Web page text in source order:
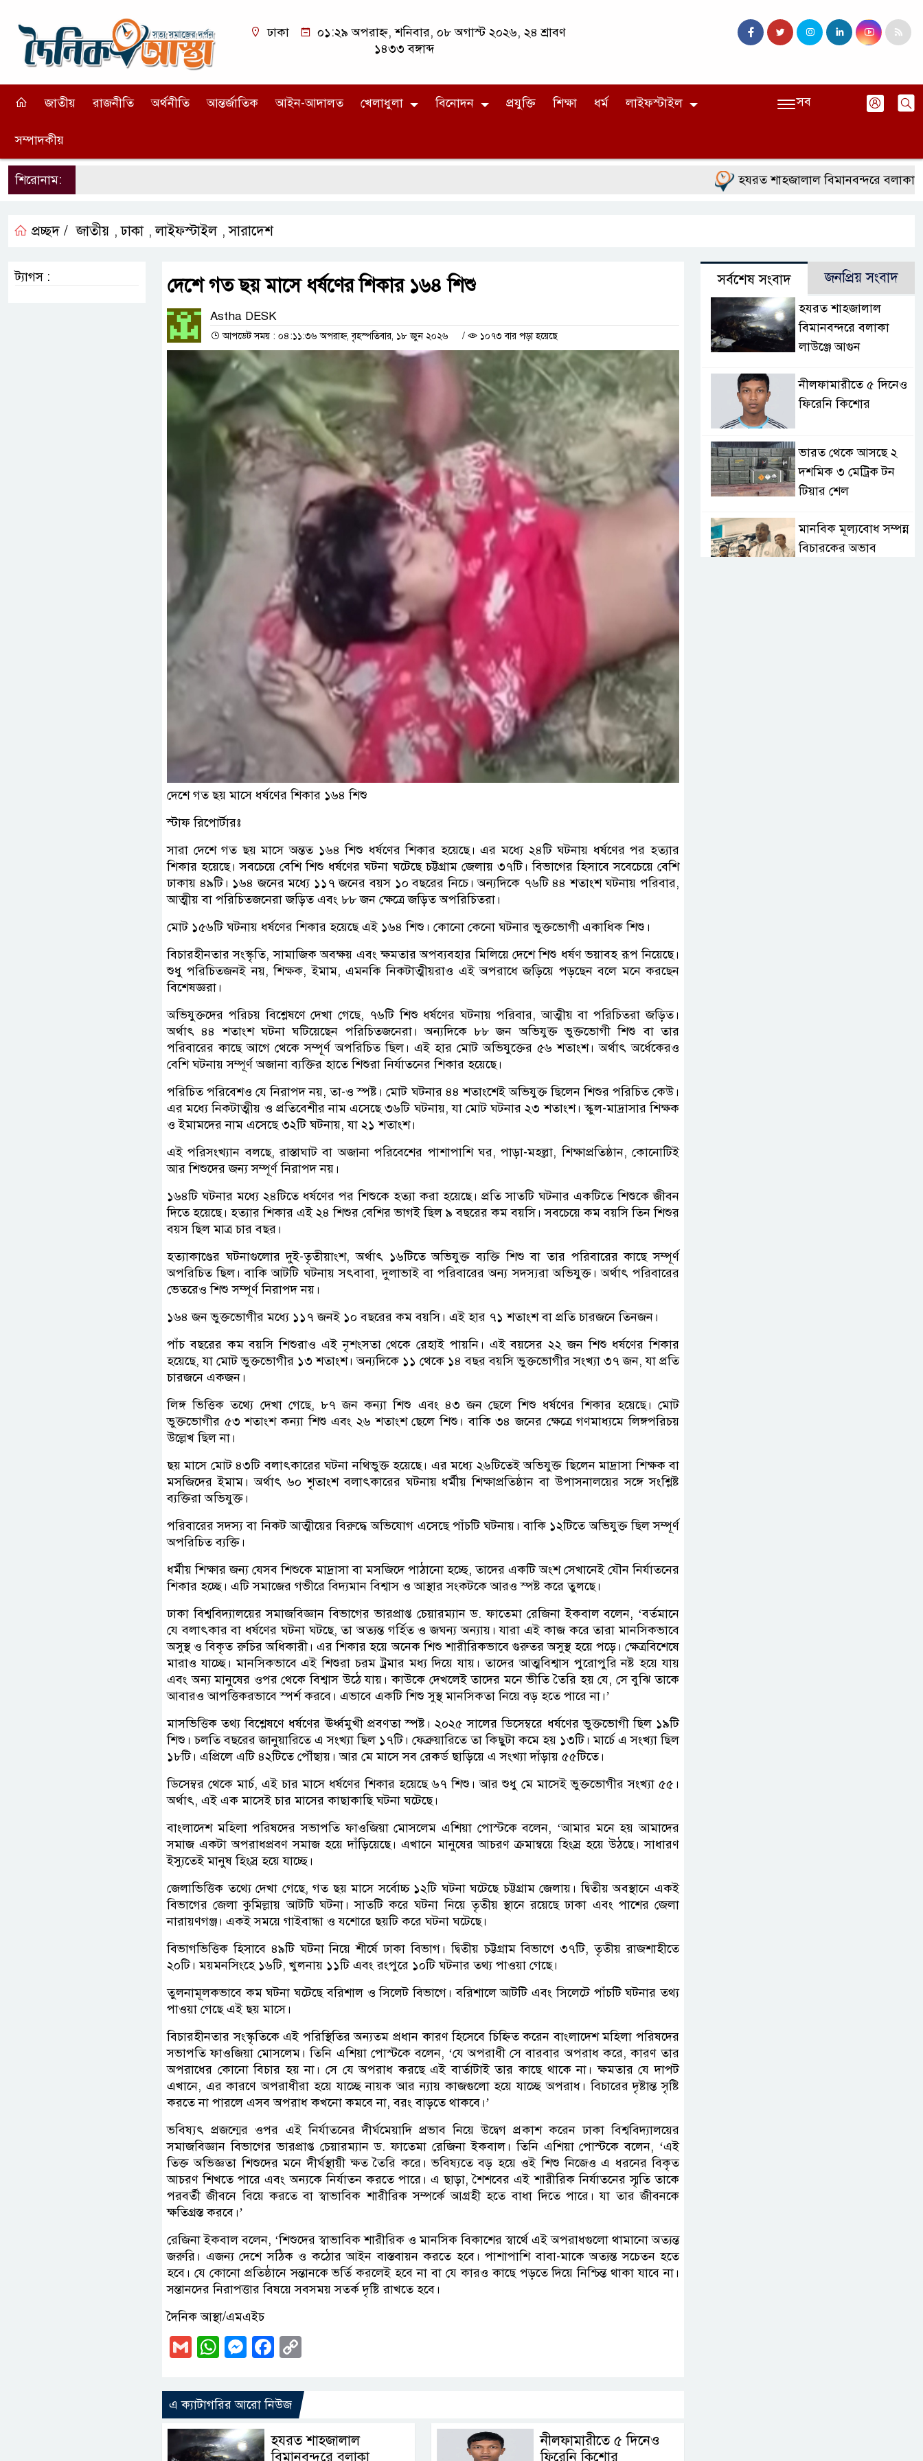
ঢাকা
০১:২৯ অপরাহ্ন, শনিবার, ০৮ অগাস্ট ২০২৬, ২৪ শ্রাবণ
১৪৩৩ বঙ্গাব্দ
জাতীয় রাজনীতি অর্থনীতি আন্তর্জাতিক আইন-আদালত খেলাধুলা বিনোদন প্রযুক্তি শিক্ষা ধর্ম লাইফস্টাইল
সম্পাদকীয়
সব
শিরোনাম: হযরত শাহজালাল বিমানবন্দরে বলাকা লাউঞ্জে
প্রচ্ছদ / জাতীয় ,ঢাকা ,লাইফস্টাইল ,সারাদেশ
দেশে গত ছয় মাসে ধর্ষণের শিকার ১৬৪ শিশু
Astha DESK
আপডেট সময় : ০৪:১১:৩৬ অপরাহ্ন, বৃহস্পতিবার, ১৮ জুন ২০২৬ / ১০৭৩ বার পড়া হয়েছে
দেশে গত ছয় মাসে ধর্ষণের শিকার ১৬৪ শিশু
স্টাফ রিপোর্টারঃ
সারা দেশে গত ছয় মাসে অন্তত ১৬৪ শিশু ধর্ষণের শিকার হয়েছে। এর মধ্যে ২৪টি ঘটনায় ধর্ষণের পর হত্যার
শিকার হয়েছে। সবচেয়ে বেশি শিশু ধর্ষণের ঘটনা ঘটেছে চট্টগ্রাম জেলায় ৩৭টি। বিভাগের হিসাবে সবেচেয়ে বেশি
ঢাকায় ৪৯টি। ১৬৪ জনের মধ্যে ১১৭ জনের বয়স ১০ বছরের নিচে। অন্যদিকে ৭৬টি ৪৪ শতাংশ ঘটনায় পরিবার,
আত্মীয় বা পরিচিতজনেরা জড়িত এবং ৮৮ জন ক্ষেত্রে জড়িত অপরিচিতরা।
মোট ১৫৬টি ঘটনায় ধর্ষণের শিকার হয়েছে এই ১৬৪ শিশু। কোনো কেনো ঘটনার ভুক্তভোগী একাধিক শিশু।
বিচারহীনতার সংস্কৃতি, সামাজিক অবক্ষয় এবং ক্ষমতার অপব্যবহার মিলিয়ে দেশে শিশু ধর্ষণ ভয়াবহ রূপ নিয়েছে।
শুধু পরিচিতজনই নয়, শিক্ষক, ইমাম, এমনকি নিকটাত্মীয়রাও এই অপরাধে জড়িয়ে পড়ছেন বলে মনে করছেন
বিশেষজ্ঞরা।
অভিযুক্তদের পরিচয় বিশ্লেষণে দেখা গেছে, ৭৬টি শিশু ধর্ষণের ঘটনায় পরিবার, আত্মীয় বা পরিচিতরা জড়িত।
অর্থাৎ ৪৪ শতাংশ ঘটনা ঘটিয়েছেন পরিচিতজনেরা। অন্যদিকে ৮৮ জন অভিযুক্ত ভুক্তভোগী শিশু বা তার
পরিবারের কাছে আগে থেকে সম্পূর্ণ অপরিচিত ছিল। এই হার মোট অভিযুক্তের ৫৬ শতাংশ। অর্থাৎ অর্ধেকেরও
বেশি ঘটনায় সম্পূর্ণ অজানা ব্যক্তির হাতে শিশুরা নির্যাতনের শিকার হয়েছে।
পরিচিত পরিবেশও যে নিরাপদ নয়, তা-ও স্পষ্ট। মোট ঘটনার ৪৪ শতাংশেই অভিযুক্ত ছিলেন শিশুর পরিচিত কেউ।
এর মধ্যে নিকটাত্মীয় ও প্রতিবেশীর নাম এসেছে ৩৬টি ঘটনায়, যা মোট ঘটনার ২৩ শতাংশ। স্কুল-মাদ্রাসার শিক্ষক
ও ইমামদের নাম এসেছে ৩২টি ঘটনায়, যা ২১ শতাংশ।
এই পরিসংখ্যান বলছে, রাস্তাঘাট বা অজানা পরিবেশের পাশাপাশি ঘর, পাড়া-মহল্লা, শিক্ষাপ্রতিষ্ঠান, কোনোটিই
আর শিশুদের জন্য সম্পূর্ণ নিরাপদ নয়।
১৬৪টি ঘটনার মধ্যে ২৪টিতে ধর্ষণের পর শিশুকে হত্যা করা হয়েছে। প্রতি সাতটি ঘটনার একটিতে শিশুকে জীবন
দিতে হয়েছে। হত্যার শিকার এই ২৪ শিশুর বেশির ভাগই ছিল ৯ বছরের কম বয়সি। সবচেয়ে কম বয়সি তিন শিশুর
বয়স ছিল মাত্র চার বছর।
হত্যাকাণ্ডের ঘটনাগুলোর দুই-তৃতীয়াংশ, অর্থাৎ ১৬টিতে অভিযুক্ত ব্যক্তি শিশু বা তার পরিবারের কাছে সম্পূর্ণ
অপরিচিত ছিল। বাকি আটটি ঘটনায় সৎবাবা, দুলাভাই বা পরিবারের অন্য সদস্যরা অভিযুক্ত। অর্থাৎ পরিবারের
ভেতরেও শিশু সম্পূর্ণ নিরাপদ নয়।
১৬৪ জন ভুক্তভোগীর মধ্যে ১১৭ জনই ১০ বছরের কম বয়সি। এই হার ৭১ শতাংশ বা প্রতি চারজনে তিনজন।
পাঁচ বছরের কম বয়সি শিশুরাও এই নৃশংসতা থেকে রেহাই পায়নি। এই বয়সের ২২ জন শিশু ধর্ষণের শিকার
হয়েছে, যা মোট ভুক্তভোগীর ১৩ শতাংশ। অন্যদিকে ১১ থেকে ১৪ বছর বয়সি ভুক্তভোগীর সংখ্যা ৩৭ জন, যা প্রতি
চারজনে একজন।
লিঙ্গ ভিত্তিক তথ্যে দেখা গেছে, ৮৭ জন কন্যা শিশু এবং ৪৩ জন ছেলে শিশু ধর্ষণের শিকার হয়েছে। মোট
ভুক্তভোগীর ৫৩ শতাংশ কন্যা শিশু এবং ২৬ শতাংশ ছেলে শিশু। বাকি ৩৪ জনের ক্ষেত্রে গণমাধ্যমে লিঙ্গপরিচয়
উল্লেখ ছিল না।
ছয় মাসে মোট ৪৩টি বলাৎকারের ঘটনা নথিভুক্ত হয়েছে। এর মধ্যে ২৬টিতেই অভিযুক্ত ছিলেন মাদ্রাসা শিক্ষক বা
মসজিদের ইমাম। অর্থাৎ ৬০ শৃৃতাংশ বলাৎকারের ঘটনায় ধর্মীয় শিক্ষাপ্রতিষ্ঠান বা উপাসনালয়ের সঙ্গে সংশ্লিষ্ট
ব্যক্তিরা অভিযুক্ত।
পরিবারের সদস্য বা নিকট আত্মীয়ের বিরুদ্ধে অভিযোগ এসেছে পাঁচটি ঘটনায়। বাকি ১২টিতে অভিযুক্ত ছিল সম্পূর্ণ
অপরিচিত ব্যক্তি।
ধর্মীয় শিক্ষার জন্য যেসব শিশুকে মাদ্রাসা বা মসজিদে পাঠানো হচ্ছে, তাদের একটি অংশ সেখানেই যৌন নির্যাতনের
শিকার হচ্ছে। এটি সমাজের গভীরে বিদ্যমান বিশ্বাস ও আস্থার সংকটকে আরও স্পষ্ট করে তুলছে।
ঢাকা বিশ্ববিদ্যালয়ের সমাজবিজ্ঞান বিভাগের ভারপ্রাপ্ত চেয়ারম্যান ড. ফাতেমা রেজিনা ইকবাল বলেন, ‘বর্তমানে
যে বলাৎকার বা ধর্ষণের ঘটনা ঘটছে, তা অত্যন্ত গর্হিত ও জঘন্য অন্যায়। যারা এই কাজ করে তারা মানসিকভাবে
অসুস্থ ও বিকৃত রুচির অধিকারী। এর শিকার হয়ে অনেক শিশু শারীরিকভাবে গুরুতর অসুস্থ হয়ে পড়ে। ক্ষেত্রবিশেষে
মারাও যাচ্ছে। মানসিকভাবে এই শিশুরা চরম ট্রমার মধ্য দিয়ে যায়। তাদের আত্মবিশ্বাস পুরোপুরি নষ্ট হয়ে যায়
এবং অন্য মানুষের ওপর থেকে বিশ্বাস উঠে যায়। কাউকে দেখলেই তাদের মনে ভীতি তৈরি হয় যে, সে বুঝি তাকে
আবারও আপত্তিকরভাবে স্পর্শ করবে। এভাবে একটি শিশু সুস্থ মানসিকতা নিয়ে বড় হতে পারে না।’
মাসভিত্তিক তথ্য বিশ্লেষণে ধর্ষণের ঊর্ধ্বমুখী প্রবণতা স্পষ্ট। ২০২৫ সালের ডিসেম্বরে ধর্ষণের ভুক্তভোগী ছিল ১৯টি
শিশু। চলতি বছরের জানুয়ারিতে এ সংখ্যা ছিল ১৭টি। ফেব্রুয়ারিতে তা কিছুটা কমে হয় ১৩টি। মার্চে এ সংখ্যা ছিল
১৮টি। এপ্রিলে এটি ৪২টিতে পৌঁছায়। আর মে মাসে সব রেকর্ড ছাড়িয়ে এ সংখ্যা দাঁড়ায় ৫৫টিতে।
ডিসেম্বর থেকে মার্চ, এই চার মাসে ধর্ষণের শিকার হয়েছে ৬৭ শিশু। আর শুধু মে মাসেই ভুক্তভোগীর সংখ্যা ৫৫।
অর্থাৎ, এই এক মাসেই চার মাসের কাছাকাছি ঘটনা ঘটেছে।
বাংলাদেশ মহিলা পরিষদের সভাপতি ফাওজিয়া মোসলেম এশিয়া পোস্টকে বলেন, ‘আমার মনে হয় আমাদের
সমাজ একটা অপরাধপ্রবণ সমাজ হয়ে দাঁড়িয়েছে। এখানে মানুষের আচরণ ক্রমান্বয়ে হিংস্র হয়ে উঠছে। সাধারণ
ইস্যুতেই মানুষ হিংস্র হয়ে যাচ্ছে।
জেলাভিত্তিক তথ্যে দেখা গেছে, গত ছয় মাসে সর্বোচ্চ ১২টি ঘটনা ঘটেছে চট্টগ্রাম জেলায়। দ্বিতীয় অবস্থানে একই
বিভাগের জেলা কুমিল্লায় আটটি ঘটনা। সাতটি করে ঘটনা নিয়ে তৃতীয় স্থানে রয়েছে ঢাকা এবং পাশের জেলা
নারায়ণগঞ্জ। একই সময়ে গাইবান্ধা ও যশোরে ছয়টি করে ঘটনা ঘটেছে।
বিভাগভিত্তিক হিসাবে ৪৯টি ঘটনা নিয়ে শীর্ষে ঢাকা বিভাগ। দ্বিতীয় চট্টগ্রাম বিভাগে ৩৭টি, তৃতীয় রাজশাহীতে
২০টি। ময়মনসিংহে ১৬টি, খুলনায় ১১টি এবং রংপুরে ১০টি ঘটনার তথ্য পাওয়া গেছে।
তুলনামূলকভাবে কম ঘটনা ঘটেছে বরিশাল ও সিলেট বিভাগে। বরিশালে আটটি এবং সিলেটে পাঁচটি ঘটনার তথ্য
পাওয়া গেছে এই ছয় মাসে।
বিচারহীনতার সংস্কৃতিকে এই পরিস্থিতির অন্যতম প্রধান কারণ হিসেবে চিহ্নিত করেন বাংলাদেশ মহিলা পরিষদের
সভাপতি ফাওজিয়া মোসলেম। তিনি এশিয়া পোস্টকে বলেন, ‘যে অপরাধী সে বারবার অপরাধ করে, কারণ তার
অপরাধের কোনো বিচার হয় না। সে যে অপরাধ করছে এই বার্তাটাই তার কাছে থাকে না। ক্ষমতার যে দাপট
এখানে, এর কারণে অপরাধীরা হয়ে যাচ্ছে নায়ক আর ন্যায় কাজগুলো হয়ে যাচ্ছে অপরাধ। বিচারের দৃষ্টান্ত সৃষ্টি
করতে না পারলে এসব অপরাধ কখনো কমবে না, বরং বাড়তে থাকবে।’
ভবিষ্যৎ প্রজন্মের ওপর এই নির্যাতনের দীর্ঘমেয়াদি প্রভাব নিয়ে উদ্বেগ প্রকাশ করেন ঢাকা বিশ্ববিদ্যালয়ের
সমাজবিজ্ঞান বিভাগের ভারপ্রাপ্ত চেয়ারম্যান ড. ফাতেমা রেজিনা ইকবাল। তিনি এশিয়া পোস্টকে বলেন, ‘এই
তিক্ত অভিজ্ঞতা শিশুদের মনে দীর্ঘস্থায়ী ক্ষত তৈরি করে। ভবিষ্যতে বড় হয়ে ওই শিশু নিজেও এ ধরনের বিকৃত
আচরণ শিখতে পারে এবং অন্যকে নির্যাতন করতে পারে। এ ছাড়া, শৈশবের এই শারীরিক নির্যাতনের স্মৃতি তাকে
পরবর্তী জীবনে বিয়ে করতে বা স্বাভাবিক শারীরিক সম্পর্কে আগ্রহী হতে বাধা দিতে পারে। যা তার জীবনকে
ক্ষতিগ্রস্ত করবে।’
রেজিনা ইকবাল বলেন, ‘শিশুদের স্বাভাবিক শারীরিক ও মানসিক বিকাশের স্বার্থে এই অপরাধগুলো থামানো অত্যন্ত
জরুরি। এজন্য দেশে সঠিক ও কঠোর আইন বাস্তবায়ন করতে হবে। পাশাপাশি বাবা-মাকে অত্যন্ত সচেতন হতে
হবে। যে কোনো প্রতিষ্ঠানে সন্তানকে ভর্তি করলেই হবে না বা যে কারও কাছে পড়তে দিয়ে নিশ্চিন্ত থাকা যাবে না।
সন্তানদের নিরাপত্তার বিষয়ে সবসময় সতর্ক দৃষ্টি রাখতে হবে।
দৈনিক আস্থা/এমএইচ
GmailWhatsApp
Messenger
Facebook
এ ক্যাটাগরির আরো নিউজ
হযরত শাহজালাল
বিমানবন্দরে বলাকা
নীলফামারীতে ৫ দিনেও
ফিরেনি কিশোর
ট্যাগস : সর্বশেষ সংবাদ জনপ্রিয় সংবাদ
হযরত শাহজালাল
বিমানবন্দরে বলাকা
লাউঞ্জে আগুন
নীলফামারীতে ৫ দিনেও
ফিরেনি কিশোর
ভারত থেকে আসছে ২
দশমিক ৩ মেট্রিক টন
টিয়ার শেল
মানবিক মূল্যবোধ সম্পন্ন
বিচারকের অভাব